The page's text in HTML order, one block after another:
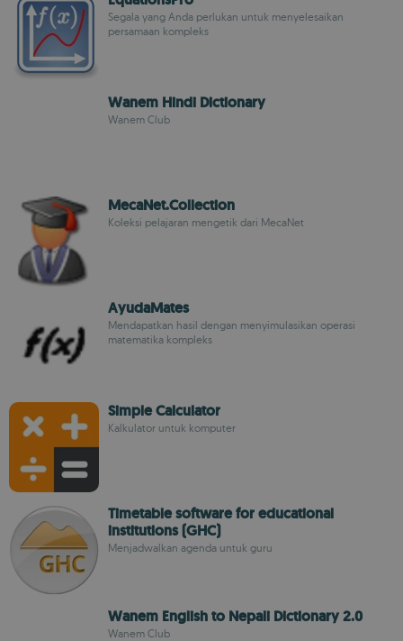
Segala yang Anda perlukan untuk menyelesaikan
persamaan kompleks
Wanem Hindi Dictionary
Wanem Club
MecaNet.Collection
Koleksi pelajaran mengetik dari MecaNet
AyudaMates
Mendapatkan hasil dengan menyimulasikan operasi
matematika kompleks
Simple Calculator
Kalkulator untuk komputer
Timetable software for educational
institutions (GHC)
Menjadwalkan agenda untuk guru
Wanem English to Nepali Dictionary 2.0
Wanem Club